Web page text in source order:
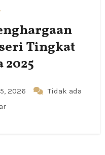
Tingkat
2026
Tidak ada